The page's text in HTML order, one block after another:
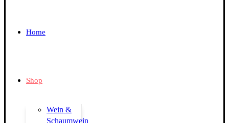
Home
Shop
Wein &
Schaumwein